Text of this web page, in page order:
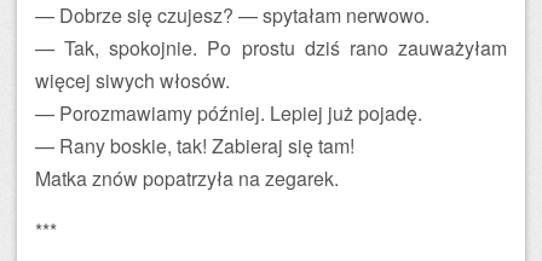
— Dobrze się czujesz? — spytałam nerwowo.
— Tak, spokojnie. Po prostu dziś rano zauważyłam
więcej siwych włosów.
— Porozmawiamy później. Lepiej już pojadę.
— Rany boskie, tak! Zabieraj się tam!
Matka znów popatrzyła na zegarek.
***